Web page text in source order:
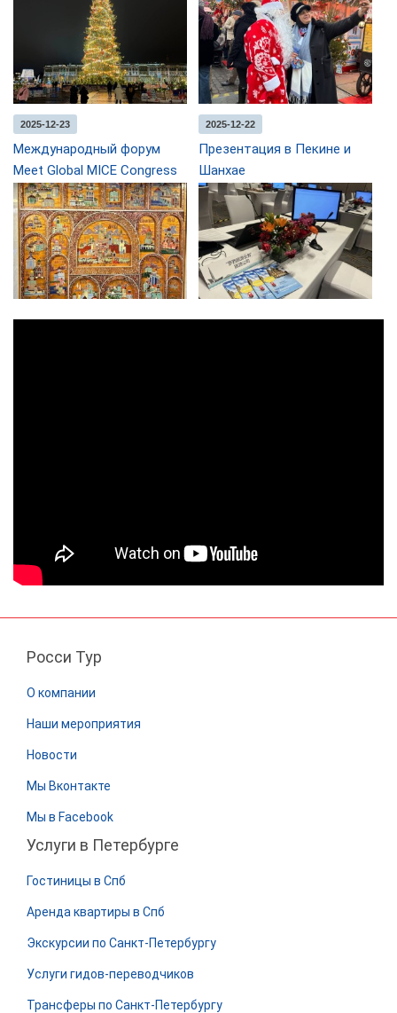
2025-12-23
Международный форум
Meet Global MICE Congress
2025-12-22
Презентация в Пекине и
Шанхае
Росси Тур
О компании
Наши мероприятия
Новости
Мы Вконтакте
Мы в Facebook
Услуги в Петербурге
Гостиницы в Спб
Аренда квартиры в Спб
Экскурсии по Санкт-Петербургу
Услуги гидов-переводчиков
Трансферы по Санкт-Петербургу